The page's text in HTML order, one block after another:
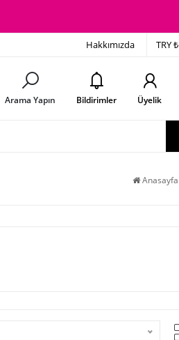
Hakkımızda TRY ₺
Arama Yapın Bildirimler Üyelik
Anasayfa